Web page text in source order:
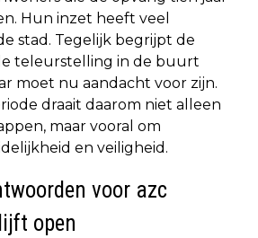
Hun inzet heeft veel
stad. Tegelijk begrijpt de
teleurstelling in de buurt
moet nu aandacht voor zijn.
draait daarom niet alleen
maar vooral om
en veiligheid.
voor azc
open